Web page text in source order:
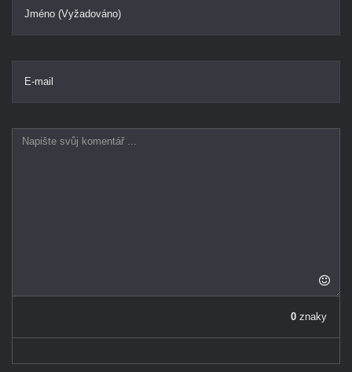
Jméno (Vyžadováno)
E-mail
0 znaky